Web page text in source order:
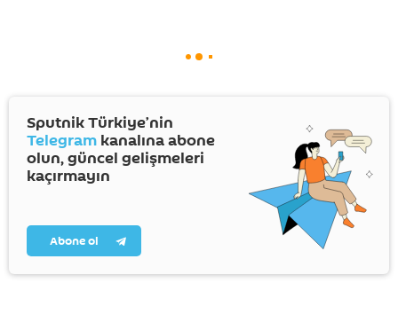
Sputnik Türkiye’nin
Telegram kanalına abone
olun, güncel gelişmeleri
kaçırmayın
Abone ol